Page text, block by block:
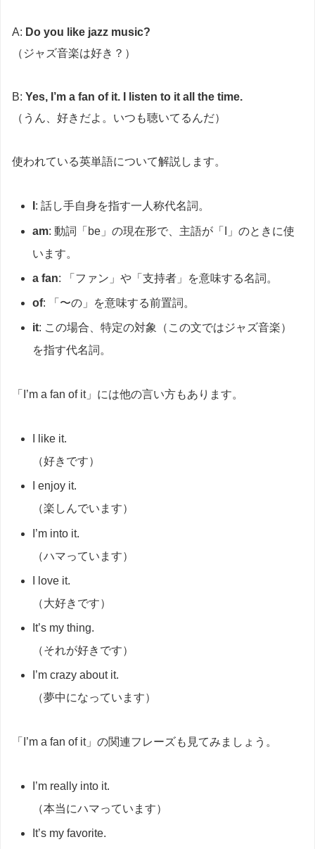
A: Do you like jazz music?
（ジャズ音楽は好き？）
B: Yes, I’m a fan of it. I listen to it all the time.
（うん、好きだよ。いつも聴いてるんだ）
使われている英単語について解説します。
: 話し手自身を指す一人称代名詞。
am: 動詞「be」の現在形で、主語が「I」のときに使
います。
a fan: 「ファン」や「支持者」を意味する名詞。
of: 「〜の」を意味する前置詞。
it: この場合、特定の対象（この文ではジャズ音楽）
を指す代名詞。
「I’m a fan of it」には他の言い方もあります。
I like it.
（好きです）
I enjoy it.
（楽しんでいます）
I’m into it.
（ハマっています）
I love it.
（大好きです）
It’s my thing.
（それが好きです）
I’m crazy about it.
（夢中になっています）
「I’m a fan of it」の関連フレーズも見てみましょう。
I’m really into it.
（本当にハマっています）
It’s my favorite.